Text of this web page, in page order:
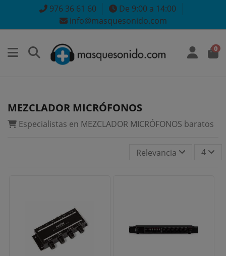
976 36 61 60
De 9:00 a 14:00
info@masquesonido.com
0
MEZCLADOR MICRÓFONOS
Especialistas en MEZCLADOR MICRÓFONOS baratos
Relevancia 4